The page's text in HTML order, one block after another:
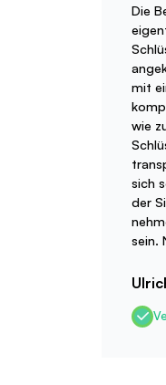
Die
mit
wie
sich
der
sein.